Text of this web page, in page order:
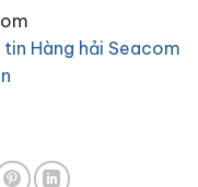
Hàng hải Seacom